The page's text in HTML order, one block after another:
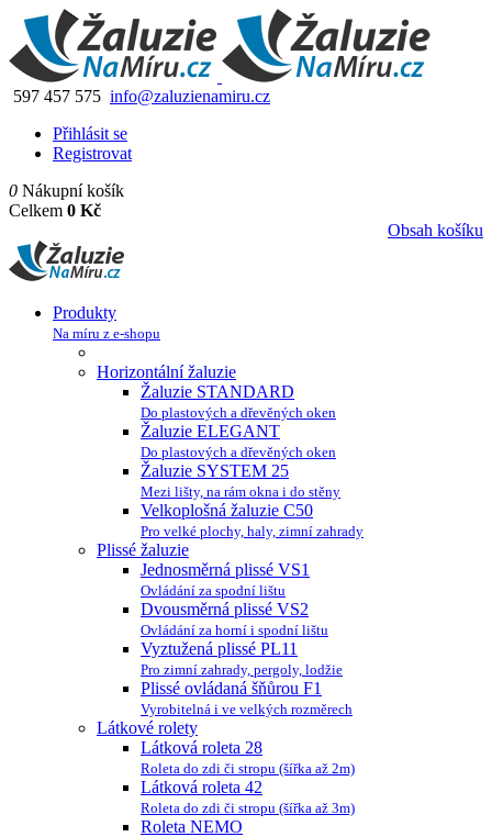
597 457 575 info@zaluzienamiru.cz
Přihlásit se
Registrovat
0 Nákupní košík
Celkem 0 Kč
Obsah košíku
Produkty
Na míru z e-shopu
Horizontální žaluzie
Žaluzie STANDARD
Do plastových a dřevěných oken
Žaluzie ELEGANT
Do plastových a dřevěných oken
Žaluzie SYSTEM 25
Mezi lišty, na rám okna i do stěny
Velkoplošná žaluzie C50
Pro velké plochy, haly, zimní zahrady
Plissé žaluzie
Jednosměrná plissé VS1
Ovládání za spodní lištu
Dvousměrná plissé VS2
Ovládání za horní i spodní lištu
Vyztužená plissé PL11
Pro zimní zahrady, pergoly, lodžie
Plissé ovládaná šňůrou F1
Vyrobitelná i ve velkých rozměrech
Látkové rolety
Látková roleta 28
Roleta do zdi či stropu (šířka až 2m)
Látková roleta 42
Roleta do zdi či stropu (šířka až 3m)
Roleta NEMO